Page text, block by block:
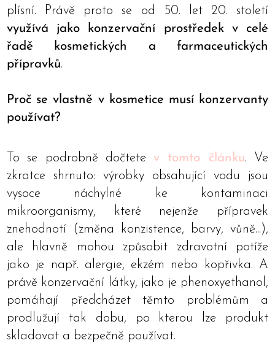
plísní. Právě proto se od 50. let 20. století
využívá jako konzervační prostředek v celé
řadě kosmetických a farmaceutických
přípravků.
Proč se vlastně v kosmetice musí konzervanty
používat?
To se podrobně dočtete v tomto článku. Ve
zkratce shrnuto: výrobky obsahující vodu jsou
vysoce náchylné ke kontaminaci
mikroorganismy, které nejenže přípravek
znehodnotí (změna konzistence, barvy, vůně...),
ale hlavně mohou způsobit zdravotní potíže
jako je např. alergie, ekzém nebo kopřivka. A
právě konzervační látky, jako je phenoxyethanol,
pomáhají předcházet těmto problémům a
prodlužují tak dobu, po kterou lze produkt
skladovat a bezpečně používat.